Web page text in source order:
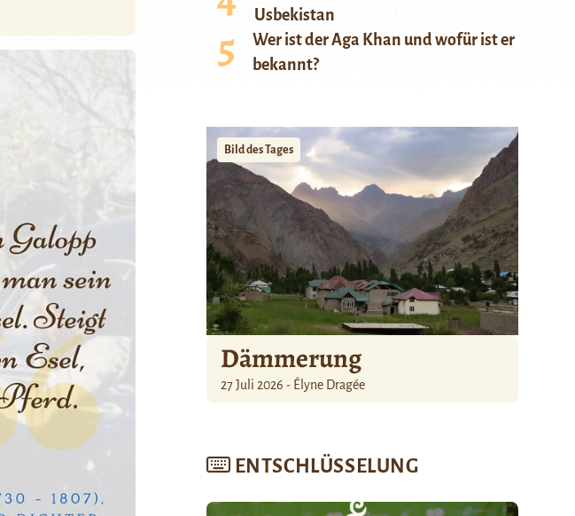
Usbekistan
Wer ist der Aga Khan und wofür ist er
bekannt?
Bild des Tages
Dämmerung
27 Juli 2026 - Élyne Dragée
ENTSCHLÜSSELUNG